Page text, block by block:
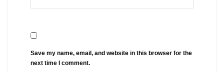
Save my name, email, and website in this browser for the
next time I comment.